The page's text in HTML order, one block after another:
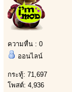
ความหื่น : 0
ออนไลน์
กระทู้: 71,697
โพสต์: 4,936